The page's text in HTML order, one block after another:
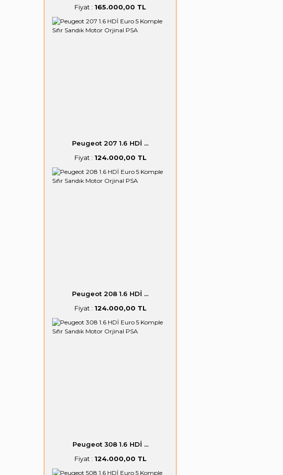
Fiyat : 165.000,00 TL
Peugeot 207 1.6 HDİ ...
Fiyat : 124.000,00 TL
Peugeot 208 1.6 HDİ ...
Fiyat : 124.000,00 TL
Peugeot 308 1.6 HDİ ...
Fiyat : 124.000,00 TL